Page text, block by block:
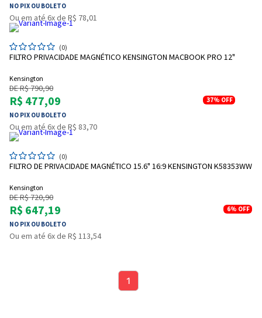
NO PIX OU BOLETO
Ou em até 6x de R$ 78,01
(0)
FILTRO PRIVACIDADE MAGNÉTICO KENSINGTON MACBOOK PRO 12"
Kensington
DE R$ 790,90
R$ 477,09
NO PIX OU BOLETO
37% OFF
Ou em até 6x de R$ 83,70
(0)
FILTRO DE PRIVACIDADE MAGNÉTICO 15.6" 16:9 KENSINGTON K58353WW
Kensington
DE R$ 720,90
R$ 647,19
NO PIX OU BOLETO
6% OFF
Ou em até 6x de R$ 113,54
1